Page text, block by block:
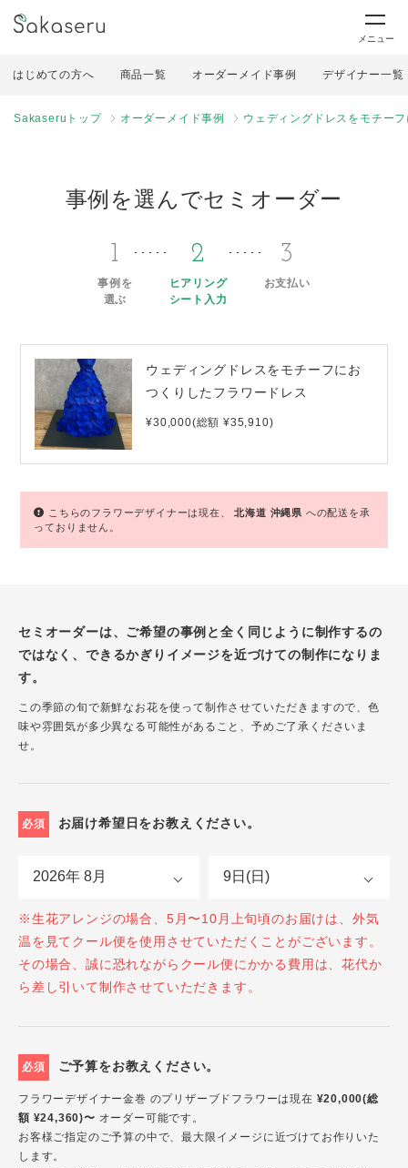
メニュー
はじめての方へ 商品一覧 オーダーメイド事例 デザイナー一覧
Sakaseruトップ オーダーメイド事例 ウェディングドレスをモチー
事例を選んでセミオーダー
1
事例を
選ぶ
2
ヒアリング
シート入力
3
お支払い
ウェディングドレスをモチーフにお
つくりしたフラワードレス
¥30,000(総額 ¥35,910)
こちらのフラワーデザイナーは現在、北海道 沖縄県 への配送を承
っておりません。
セミオーダーは、ご希望の事例と全く同じように制作するの
ではなく、できるかぎりイメージを近づけての制作になりま
す。
この季節の旬で新鮮なお花を使って制作させていただきますので、色
味や雰囲気が多少異なる可能性があること、予めご了承くださいま
せ。
必須 お届け希望日をお教えください。
※生花アレンジの場合、5月〜10月上旬頃のお届けは、外気
温を見てクール便を使用させていただくことがございます。
その場合、誠に恐れながらクール便にかかる費用は、花代か
ら差し引いて制作させていただきます。
必須 ご予算をお教えください。
フラワーデザイナー金巻 のプリザーブドフラワーは現在 ¥20,000(総
額 ¥24,360)〜 オーダー可能です。
お客様ご指定のご予算の中で、最大限イメージに近づけてお作りいた
します。